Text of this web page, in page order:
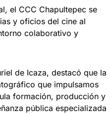
el CCC Chapultepec se
y oficios del cine al
colaborativo y
de Icaza, destacó que la
que impulsamos
formación, producción y
pública especializada